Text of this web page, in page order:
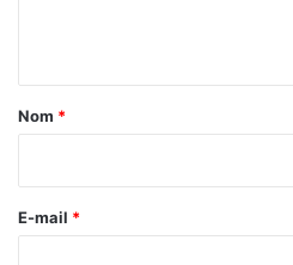
m
e
a
e
Nom *
E-mail *